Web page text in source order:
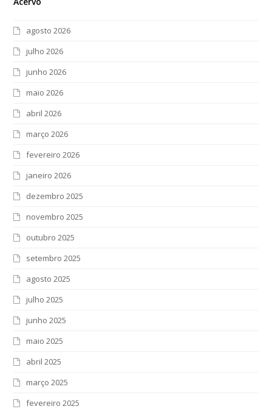
agosto 2026
julho 2026
junho 2026
maio 2026
abril 2026
março 2026
fevereiro 2026
janeiro 2026
dezembro 2025
novembro 2025
outubro 2025
setembro 2025
agosto 2025
julho 2025
junho 2025
maio 2025
abril 2025
março 2025
fevereiro 2025